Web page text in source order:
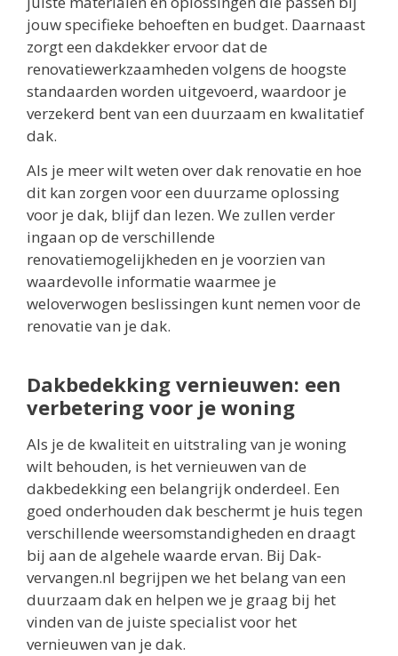
jouw specifieke behoeften en budget. Daarnaast
zorgt een dakdekker ervoor dat de
renovatiewerkzaamheden volgens de hoogste
standaarden worden uitgevoerd, waardoor je
verzekerd bent van een duurzaam en kwalitatief
dak.
Als je meer wilt weten over dak renovatie en hoe
dit kan zorgen voor een duurzame oplossing
voor je dak, blijf dan lezen. We zullen verder
ingaan op de verschillende
renovatiemogelijkheden en je voorzien van
waardevolle informatie waarmee je
weloverwogen beslissingen kunt nemen voor de
renovatie van je dak.
Dakbedekking vernieuwen: een
verbetering voor je woning
Als je de kwaliteit en uitstraling van je woning
wilt behouden, is het vernieuwen van de
dakbedekking een belangrijk onderdeel. Een
goed onderhouden dak beschermt je huis tegen
verschillende weersomstandigheden en draagt
bij aan de algehele waarde ervan. Bij Dak-
vervangen.nl begrijpen we het belang van een
duurzaam dak en helpen we je graag bij het
vinden van de juiste specialist voor het
vernieuwen van je dak.